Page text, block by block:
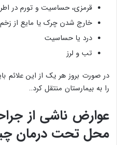
قرمزی، حساسیت و تورم در
خارج شدن چرک یا مایع از زخم
درد یا حساسیت
تب و لرز
در صورت بروز هر یک از این علائم
را به بیمارستان منتقل کرد..
عوارض ناشی از
محل تحت درمان